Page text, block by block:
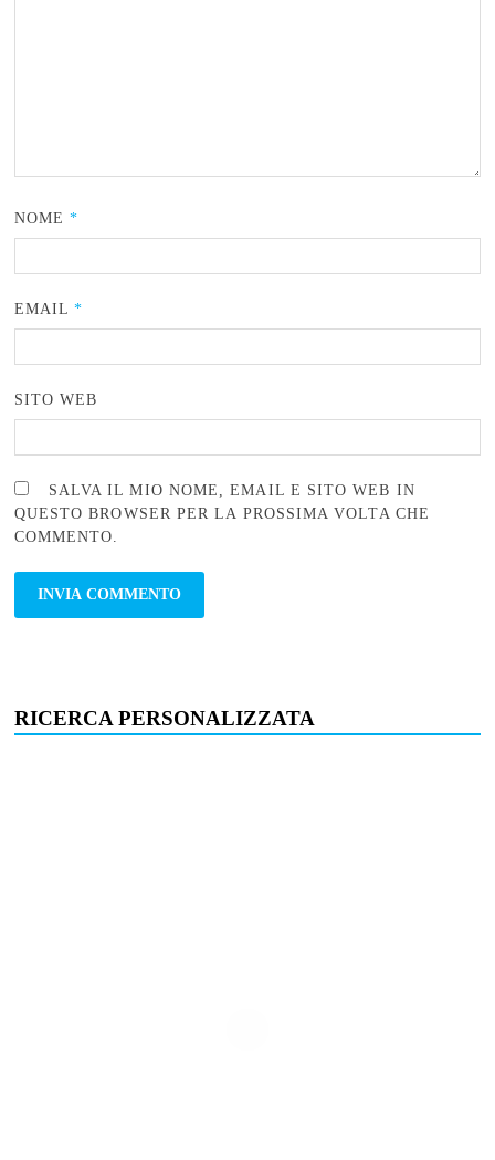
NOME*
EMAIL*
SITO WEB
SALVA IL MIO NOME, EMAIL E SITO WEB IN
QUESTO BROWSER PER LA PROSSIMA VOLTA CHE
COMMENTO.
RICERCA PERSONALIZZATA